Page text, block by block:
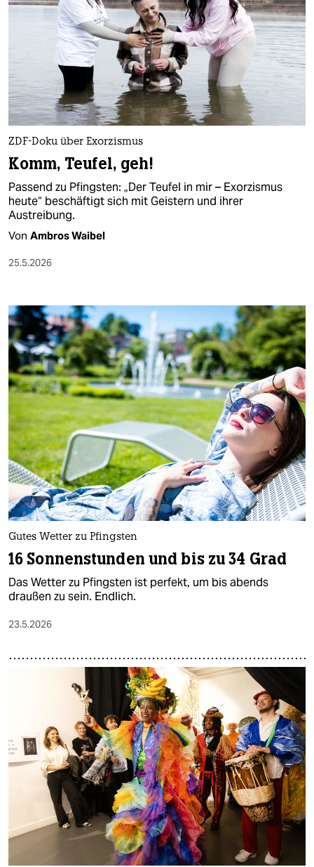
ZDF-Doku über Exorzismus
Komm, Teufel, geh!
Passend zu Pfingsten: „Der Teufel in mir – Exorzismus
heute“ beschäftigt sich mit Geistern und ihrer
Austreibung.
Von Ambros Waibel
25.5.2026
Gutes Wetter zu Pfingsten
16 Sonnenstunden und bis zu 34 Grad
Das Wetter zu Pfingsten ist perfekt, um bis abends
draußen zu sein. Endlich.
23.5.2026